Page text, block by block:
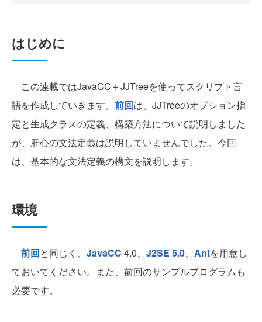
はじめに
この連載ではJavaCC＋JJTreeを使ってスクリプト言
語を作成していきます。 前回は、JJTreeのオプション指
定と生成クラスの定義、構築方法について説明しました
が、肝心の文法定義は説明していませんでした。今回
は、基本的な文法定義の構文を説明します。
環境
前回と同じく、 JavaCC 4.0、 J2SE 5.0、 Antを用意し
ておいてください。また、前回のサンプルプログラムも
必要です。